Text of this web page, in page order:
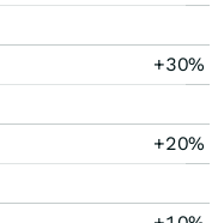
+30%
+20%